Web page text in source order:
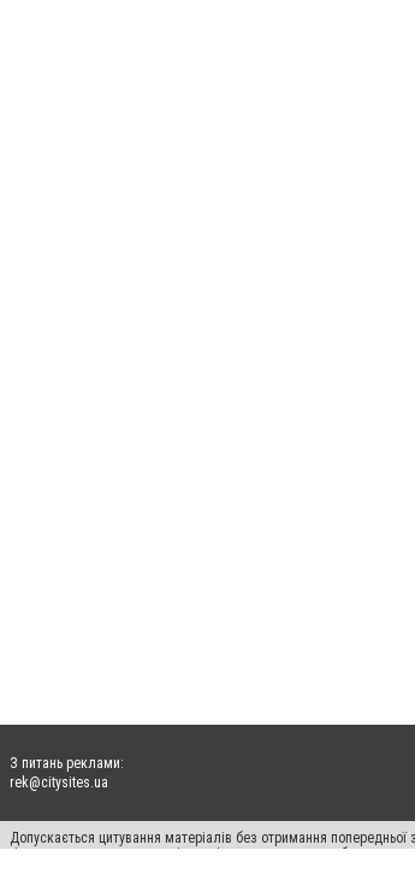
З питань реклами:
rek@citysites.ua
Допускається цитування матеріалів без отримання
гіперпосилання на цитовані статті не нижче другого абзацу в